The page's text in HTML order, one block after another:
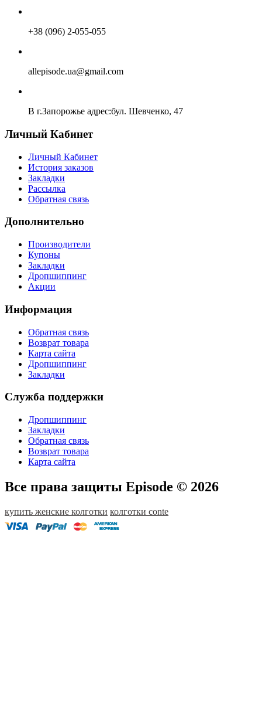
+38 (096) 2-055-055
allepisode.ua@gmail.com
В г.Запорожье адрес:бул. Шевченко, 47
Личный Кабинет
Личный Кабинет
История заказов
Закладки
Рассылка
Обратная связь
Дополнительно
Производители
Купоны
Закладки
Дропшиппинг
Акции
Информация
Обратная связь
Возврат товара
Карта сайта
Дропшиппинг
Закладки
Служба поддержки
Дропшиппинг
Закладки
Обратная связь
Возврат товара
Карта сайта
Все права защиты Episode © 2026
купить женские колготки колготки conte